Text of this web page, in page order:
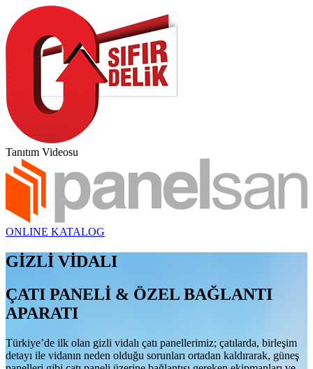
Tanıtım Videosu
ONLINE KATALOG
GİZLİ VİDALI
ÇATI PANELİ & ÖZEL BAĞLANTI
APARATI
Türkiye’de ilk olan gizli vidalı çatı panellerimiz; çatılarda, birleşim
detayı ile vidanın neden olduğu sorunları ortadan kaldırarak, güneş